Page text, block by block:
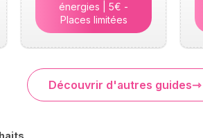
énergies | 5€ -
Places limitées
Découvrir d'autres guides